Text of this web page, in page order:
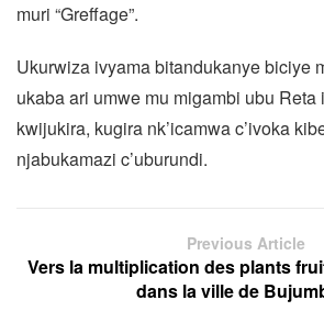
muri “Greffage”.
Ukurwiza ivyama bitandukanye biciye
ukaba ari umwe mu migambi ubu
kwijukira, kugira nk’icamwa c’ivoka
njabukamazi c’uburundi.
Previous Article
Vers la multiplication des plants
dans la ville de